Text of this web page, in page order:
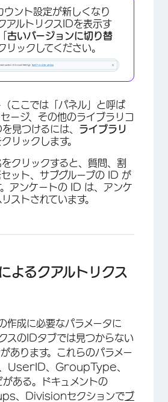
×
×
ウント設定が新しくなり
アルトリクスIDを表示す
古いバージョンに切り替
リックしてください。
ここでは「パネル」と呼ば
ージ、その他のライブラリコ
見つけるには、 ライブラリ
リックします。
クリックすると、質問、割
ット、サブグループの ID が
アンケートの ID は、アンケ
ストされています。
よるクアルトリクス
作成に必要なパラメータに
スのIDタブでは見つからない
あります。これらのパラメー
、UserID、GroupType、
ある。ドキュメントの
、Divisionセクションでブ